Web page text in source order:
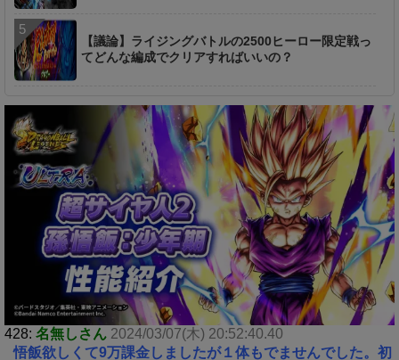
【議論】ライジングバトルの2500ヒーロー限定戦っ
てどんな編成でクリアすればいいの？
428: 名無しさん 2024/03/07(木) 20:52:40.40
悟飯欲しくて9万課金しましたが１体もでませんでした。初